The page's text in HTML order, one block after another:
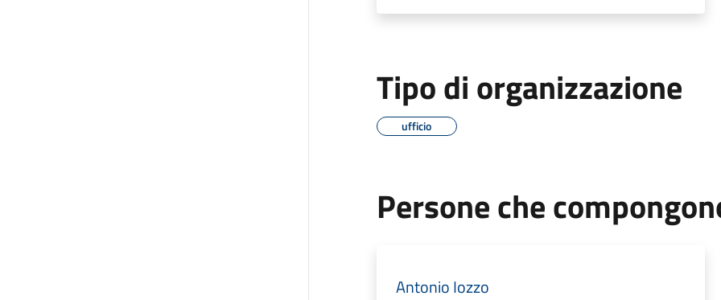
Tipo di organizzazione
ufficio
Persone che
Antonio Iozzo